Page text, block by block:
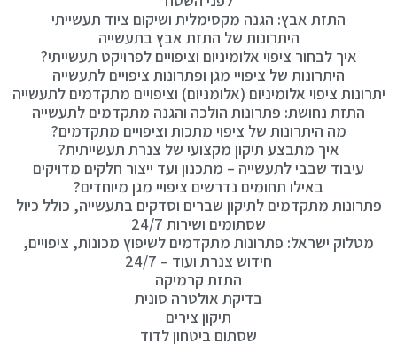
התזת אבץ: הגנה מקסימלית ושיקום ציוד תעשייתי
היתרונות של התזת אבץ בתעשייה
איך לבחור ציפוי אלומיניום וציפויים לפרויקט תעשייתי?
היתרונות של ציפויי מגן ופתרונות ציפויים לתעשייה
יתרונות ציפוי אלומיניום (אלומניום) וציפויים מתקדמים לתעשייה
התזת נחושת: פתרונות הולכה והגנה מתקדמים לתעשייה
מה היתרונות של ציפוי מתכות וציפויים מתקדמים?
איך מתבצע תיקון מקצועי של צנרת תעשייתית?
עיבוד שבבי לתעשייה – מתכנון ועד ייצור חלקים מדויקים
באילו תחומים נדרשים ציפויי מגן מיוחדים?
פתרונות מתקדמים לתיקון שברים וסדקים בתעשייה, כולל כיול
שסתומים ושירות 24/7
מטלוק ישראל: פתרונות מתקדמים לשיפוץ מכונות, ציפויים,
חידוש צנרת ועוד – 24/7
התזת קרמיקה
בדיקת אולטרה סונית
תיקון צירים
שסתום ביטחון לדוד